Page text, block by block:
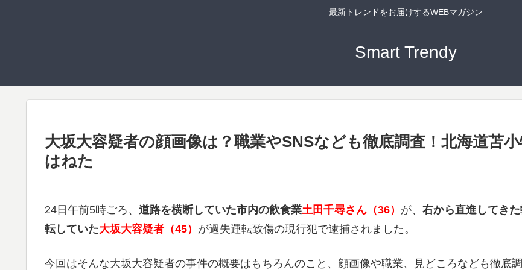
最新トレンドをお届けするWEBマガジン
Smart Trendy
大坂大容疑者の顔画像は？職業やSNSなども徹底調査！北海道苫
はねた
24日午前5時ごろ、 道路を横断していた市内の飲食業土田千尋さん（36） が、 右から直進してき
転していた大坂大容疑者（45） が過失運転致傷の現行犯で逮捕されました。
今回はそんな大坂大容疑者の事件の概要はもちろんのこと、顔画像や職業、見どころなども徹底